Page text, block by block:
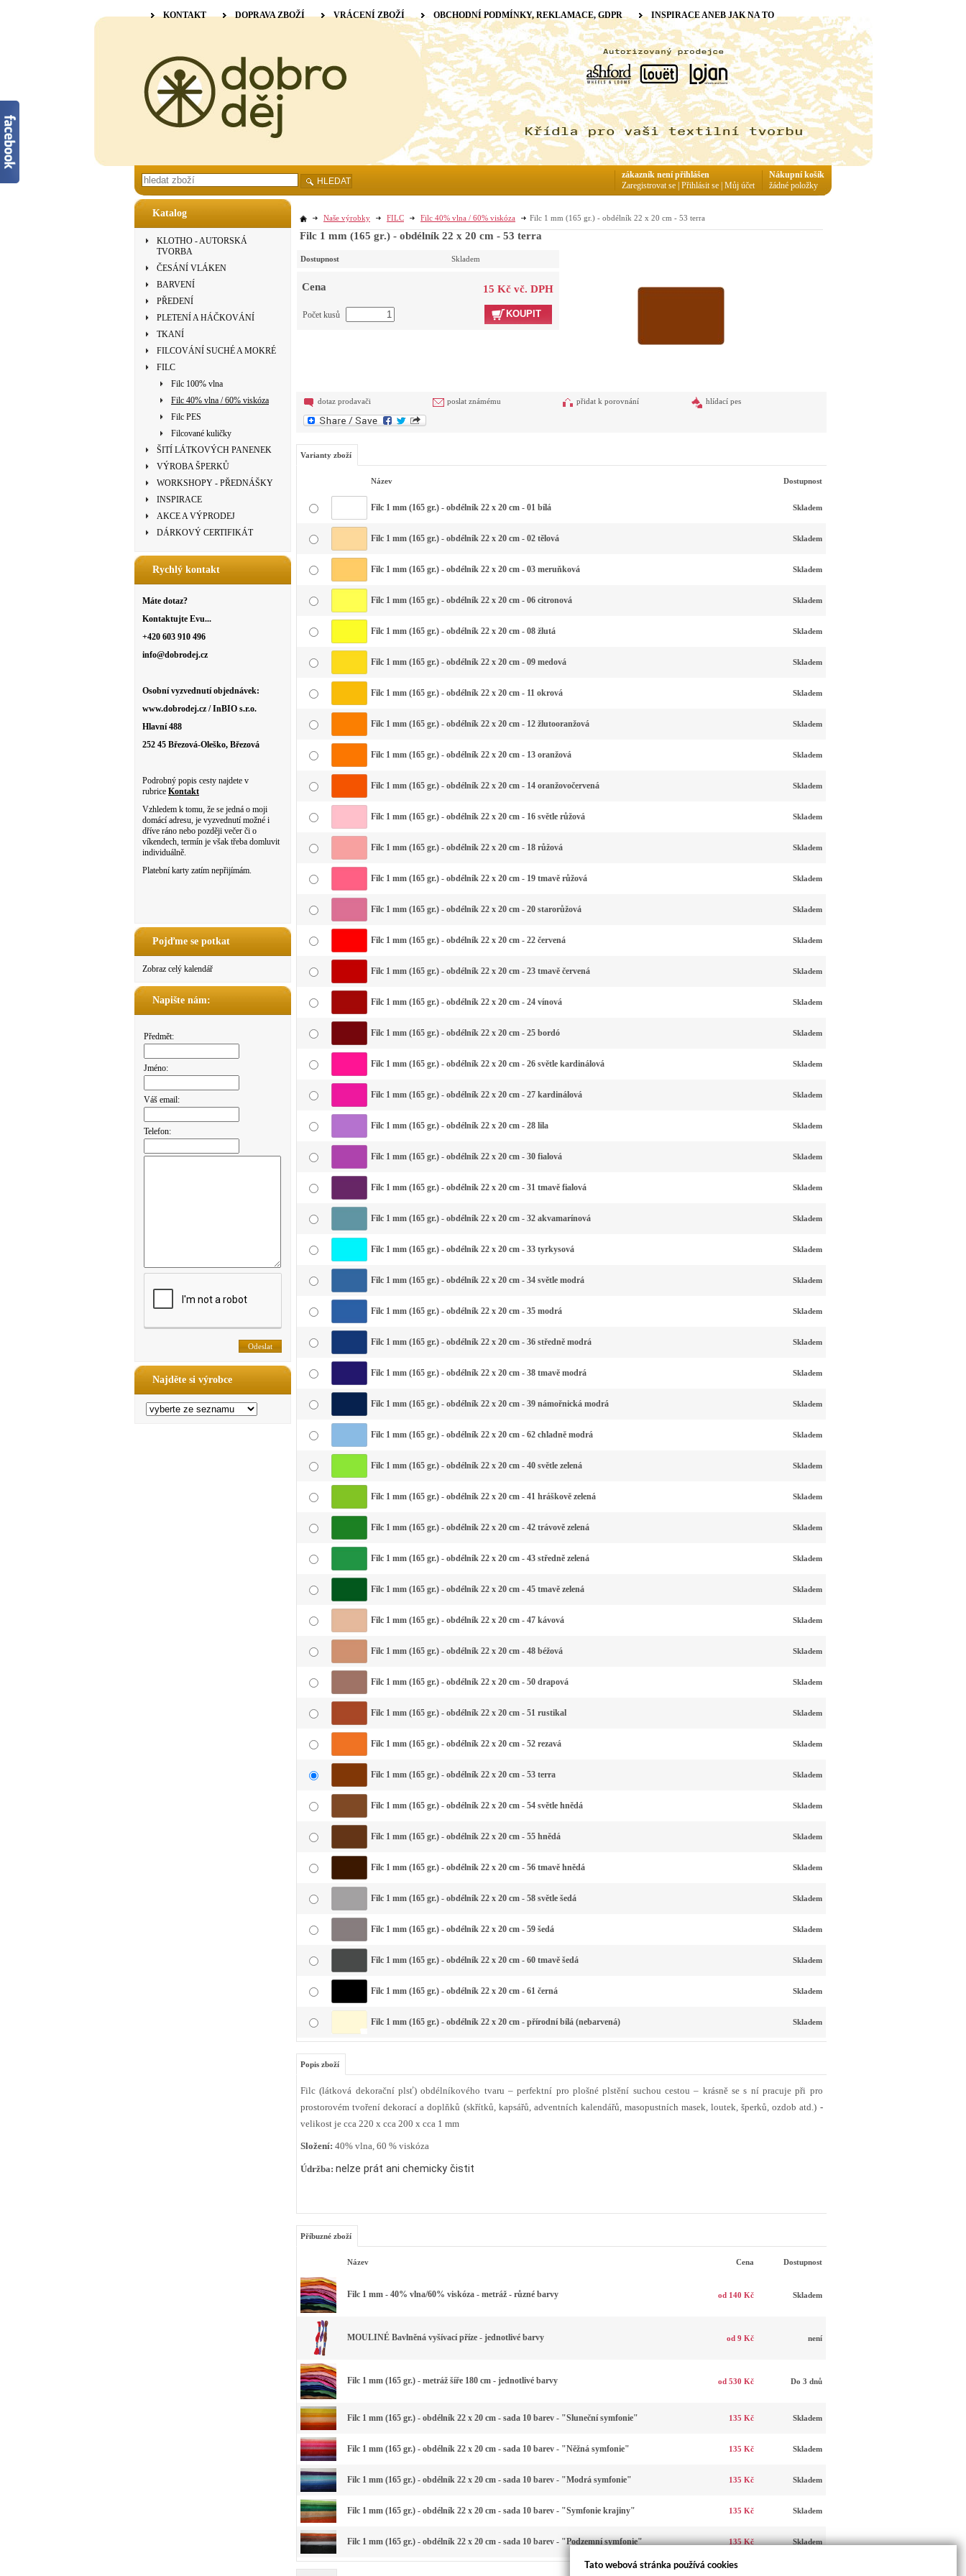
Katalog
KLOTHO - AUTORSKÁ
TVORBA
ČESÁNÍ VLÁKEN
BARVENÍ
PŘEDENÍ
PLETENÍ A HÁČKOVÁNÍ
TKANÍ
FILCOVÁNÍ SUCHÉ A MOKRÉ
FILC
Filc 100% vlna
Filc 40% vlna / 60% viskóza
Filc PES
Filcované kuličky
ŠITÍ LÁTKOVÝCH PANENEK
VÝROBA ŠPERKŮ
WORKSHOPY - PŘEDNÁŠKY
INSPIRACE
AKCE A VÝPRODEJ
DÁRKOVÝ CERTIFIKÁT
Rychlý kontakt
Máte dotaz?
Kontaktujte Evu...
+420 603 910 496
info@dobrodej.cz
Osobní vyzvednutí objednávek:
www.dobrodej.cz / InBIO s.r.o.
Hlavní 488
252 45 Březová-Oleško, Březová
Podrobný popis cesty najdete v
rubrice Kontakt
Vzhledem k tomu, že se jedná o moji
domácí adresu, je vyzvednutí možné i
dříve ráno nebo později večer či o
víkendech, termín je však třeba domluvit
individuálně.
Platební karty zatím nepřijímám.
Pojďme se potkat
Zobraz celý kalendář
Napište nám:
Předmět:
Jméno:
Váš email:
Telefon:
Najděte si výrobce
Naše výrobky FILC Filc 40% vlna / 60% viskóza Filc 1 mm (165 gr.) - obdélník 22 x 20 cm - 53 terra
Filc 1 mm (165 gr.) - obdélník 22 x 20 cm - 53 terra
Dostupnost Skladem
Cena 15 Kč vč. DPH
KOUPIT
Počet kusů
dotaz prodavači poslat známému přidat k porovnání hlídací pes
Varianty zboží
Název Dostupnost
Filc 1 mm (165 gr.) - obdélník 22 x 20 cm - 01 bílá Skladem
Filc 1 mm (165 gr.) - obdélník 22 x 20 cm - 02 tělová Skladem
Filc 1 mm (165 gr.) - obdélník 22 x 20 cm - 03 meruňková Skladem
Filc 1 mm (165 gr.) - obdélník 22 x 20 cm - 06 citronová Skladem
Filc 1 mm (165 gr.) - obdélník 22 x 20 cm - 08 žlutá Skladem
Filc 1 mm (165 gr.) - obdélník 22 x 20 cm - 09 medová Skladem
Filc 1 mm (165 gr.) - obdélník 22 x 20 cm - 11 okrová Skladem
Filc 1 mm (165 gr.) - obdélník 22 x 20 cm - 12 žlutooranžová Skladem
Filc 1 mm (165 gr.) - obdélník 22 x 20 cm - 13 oranžová Skladem
Filc 1 mm (165 gr.) - obdélník 22 x 20 cm - 14 oranžovočervená Skladem
Filc 1 mm (165 gr.) - obdélník 22 x 20 cm - 16 světle růžová Skladem
Filc 1 mm (165 gr.) - obdélník 22 x 20 cm - 18 růžová Skladem
Filc 1 mm (165 gr.) - obdélník 22 x 20 cm - 19 tmavě růžová Skladem
Filc 1 mm (165 gr.) - obdélník 22 x 20 cm - 20 starorůžová Skladem
Filc 1 mm (165 gr.) - obdélník 22 x 20 cm - 22 červená Skladem
Filc 1 mm (165 gr.) - obdélník 22 x 20 cm - 23 tmavě červená Skladem
Filc 1 mm (165 gr.) - obdélník 22 x 20 cm - 24 vínová Skladem
Filc 1 mm (165 gr.) - obdélník 22 x 20 cm - 25 bordó Skladem
Filc 1 mm (165 gr.) - obdélník 22 x 20 cm - 26 světle kardinálová Skladem
Filc 1 mm (165 gr.) - obdélník 22 x 20 cm - 27 kardinálová Skladem
Filc 1 mm (165 gr.) - obdélník 22 x 20 cm - 28 lila Skladem
Filc 1 mm (165 gr.) - obdélník 22 x 20 cm - 30 fialová Skladem
Filc 1 mm (165 gr.) - obdélník 22 x 20 cm - 31 tmavě fialová Skladem
Filc 1 mm (165 gr.) - obdélník 22 x 20 cm - 32 akvamarínová Skladem
Filc 1 mm (165 gr.) - obdélník 22 x 20 cm - 33 tyrkysová Skladem
Filc 1 mm (165 gr.) - obdélník 22 x 20 cm - 34 světle modrá Skladem
Filc 1 mm (165 gr.) - obdélník 22 x 20 cm - 35 modrá Skladem
Filc 1 mm (165 gr.) - obdélník 22 x 20 cm - 36 středně modrá Skladem
Filc 1 mm (165 gr.) - obdélník 22 x 20 cm - 38 tmavě modrá Skladem
Filc 1 mm (165 gr.) - obdélník 22 x 20 cm - 39 námořnická modrá Skladem
Filc 1 mm (165 gr.) - obdélník 22 x 20 cm - 62 chladně modrá Skladem
Filc 1 mm (165 gr.) - obdélník 22 x 20 cm - 40 světle zelená Skladem
Filc 1 mm (165 gr.) - obdélník 22 x 20 cm - 41 hráškově zelená Skladem
Filc 1 mm (165 gr.) - obdélník 22 x 20 cm - 42 trávově zelená Skladem
Filc 1 mm (165 gr.) - obdélník 22 x 20 cm - 43 středně zelená Skladem
Filc 1 mm (165 gr.) - obdélník 22 x 20 cm - 45 tmavě zelená Skladem
Filc 1 mm (165 gr.) - obdélník 22 x 20 cm - 47 kávová Skladem
Filc 1 mm (165 gr.) - obdélník 22 x 20 cm - 48 béžová Skladem
Filc 1 mm (165 gr.) - obdélník 22 x 20 cm - 50 drapová Skladem
Filc 1 mm (165 gr.) - obdélník 22 x 20 cm - 51 rustikal Skladem
Filc 1 mm (165 gr.) - obdélník 22 x 20 cm - 52 rezavá Skladem
Filc 1 mm (165 gr.) - obdélník 22 x 20 cm - 53 terra Skladem
Filc 1 mm (165 gr.) - obdélník 22 x 20 cm - 54 světle hnědá Skladem
Filc 1 mm (165 gr.) - obdélník 22 x 20 cm - 55 hnědá Skladem
Filc 1 mm (165 gr.) - obdélník 22 x 20 cm - 56 tmavě hnědá Skladem
Filc 1 mm (165 gr.) - obdélník 22 x 20 cm - 58 světle šedá Skladem
Filc 1 mm (165 gr.) - obdélník 22 x 20 cm - 59 šedá Skladem
Filc 1 mm (165 gr.) - obdélník 22 x 20 cm - 60 tmavě šedá Skladem
Filc 1 mm (165 gr.) - obdélník 22 x 20 cm - 61 černá Skladem
Filc 1 mm (165 gr.) - obdélník 22 x 20 cm - přírodní bílá (nebarvená) Skladem
Popis zboží
Filc (látková dekorační plsť) obdélníkového tvaru – perfektní pro plošné plstění suchou cestou – krásně se s ní pracuje při pro
prostorovém tvoření dekorací a doplňků (skřítků, kapsářů, adventních kalendářů, masopustních masek, loutek, šperků, ozdob atd.) -
velikost je cca 220 x cca 200 x cca 1 mm
Složení: 40% vlna, 60 % viskóza
Údržba: nelze prát ani chemicky čistit
Příbuzné zboží
Název Cena Dostupnost
Filc 1 mm - 40% vlna/60% viskóza - metráž - různé barvy od 140 Kč Skladem
MOULINÉ Bavlněná vyšívací příze - jednotlivé barvy od 9 Kč není
Filc 1 mm (165 gr.) - metráž šíře 180 cm - jednotlivé barvy od 530 Kč Do 3 dnů
Filc 1 mm (165 gr.) - obdélník 22 x 20 cm - sada 10 barev - "Sluneční symfonie" 135 Kč Skladem
Filc 1 mm (165 gr.) - obdélník 22 x 20 cm - sada 10 barev - "Něžná symfonie" 135 Kč Skladem
Filc 1 mm (165 gr.) - obdélník 22 x 20 cm - sada 10 barev - "Modrá symfonie" 135 Kč Skladem
Filc 1 mm (165 gr.) - obdélník 22 x 20 cm - sada 10 barev - "Symfonie krajiny" 135 Kč Skladem
Filc 1 mm (165 gr.) - obdélník 22 x 20 cm - sada 10 barev - "Podzemní symfonie" 135 Kč Skladem
KONTAKT DOPRAVA ZBOŽÍ VRÁCENÍ ZBOŽÍ OBCHODNÍ PODMÍNKY, REKLAMACE, GDPR INSPIRACE ANEB JAK NA TO
HLEDAT
Nákupní košík
žádné položky
zákazník není přihlášen
Zaregistrovat se Přihlásit se Můj účet
Tato webová stránka používá cookies